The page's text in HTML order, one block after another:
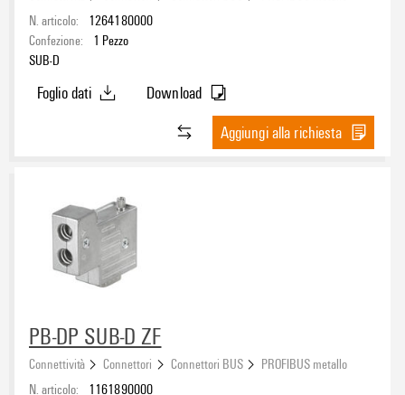
N. articolo:
1264180000
Confezione:
1 Pezzo
SUB-D
Foglio dati
Download
Aggiungi alla richiesta
PB-DP SUB-D ZF
Connettività Connettori Connettori BUS
PROFIBUS metallo
N. articolo:
1161890000